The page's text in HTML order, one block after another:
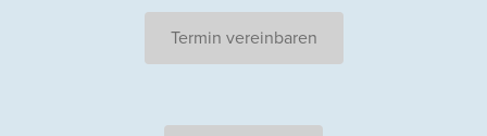
Termin vereinbaren